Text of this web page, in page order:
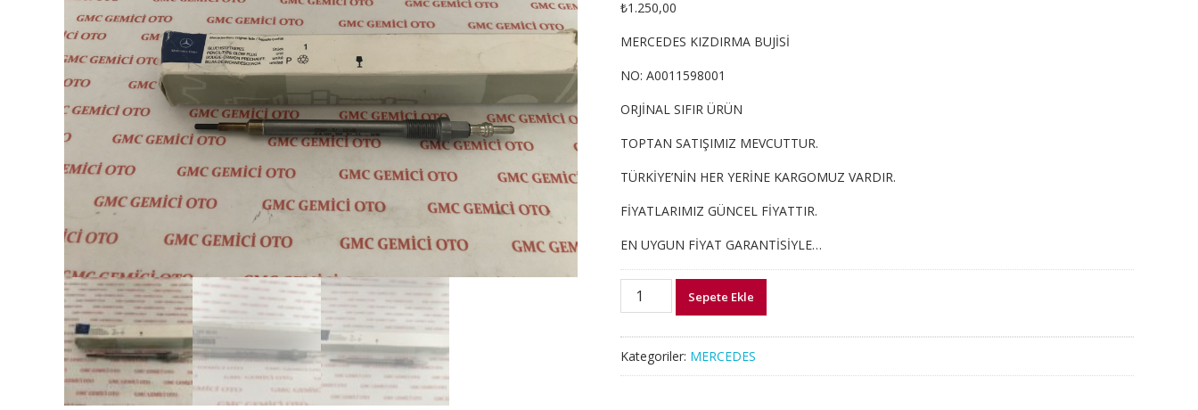
e
b
o
p
₺1.250,00
MERCEDES KIZDIRMA BUJİSİ
NO: A0011598001
ORJİNAL SIFIR ÜRÜN
TOPTAN SATIŞIMIZ MEVCUTTUR.
TÜRKİYE’NİN HER YERİNE KARGOMUZ VARDIR.
FİYATLARIMIZ GÜNCEL FİYATTIR.
EN UYGUN FİYAT GARANTİSİYLE…
A0011598001
MERCEDES
adet
Sepete Ekle
Kategoriler: MERCEDES